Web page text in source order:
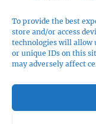
To provide the best
store and/or access
technologies will allow
or unique IDs on this
may adversely affect
Sciences et
contact
Politique de